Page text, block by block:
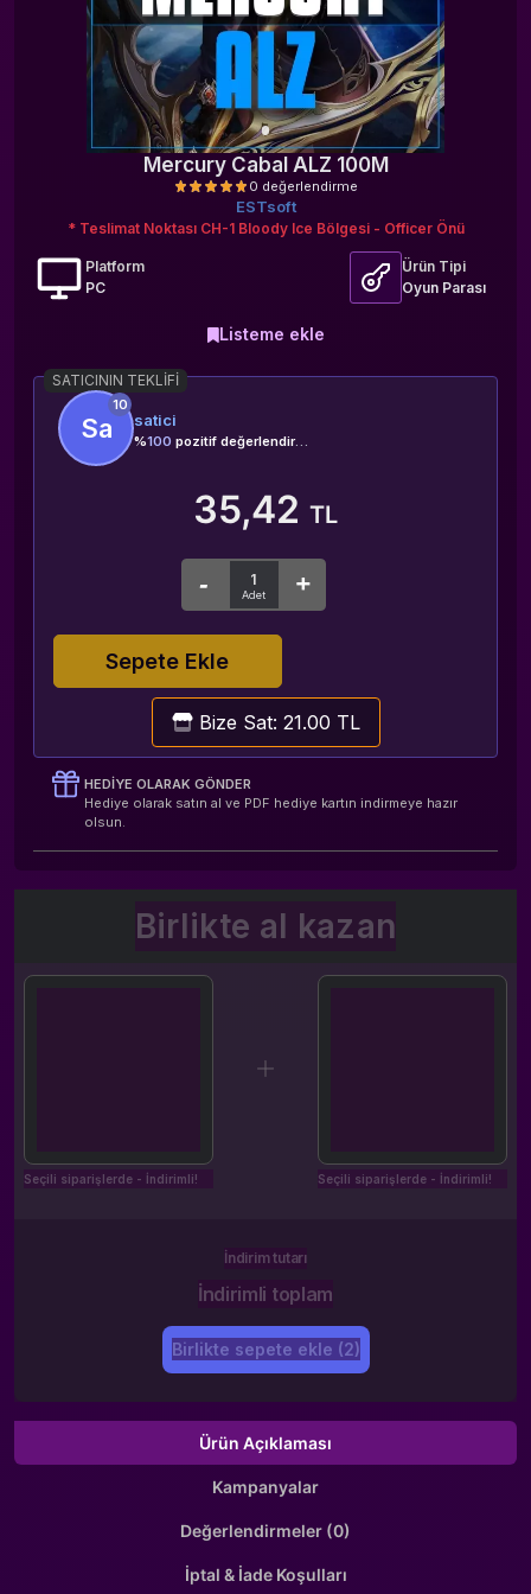
Mercury Cabal ALZ 100M
ESTsoft
* Teslimat Noktası CH-1 Bloody Ice Bölgesi - Officer Önü
Platform
PC
Ürün Tipi
Oyun Parası
Listeme ekle
SATICININ TEKLIFI
10
Sa satici
%100 pozitif değerlendirme
35,42 TL
Sepete Ekle
Bize Sat: 21.00 TL
HEDIYE OLARAK GÖNDER
Hediye olarak satın al ve PDF hediye kartın indirmeye hazır
olsun.
Birlikte al kazan
Seçili siparişlerde - İndirimli! Seçili siparişlerde - İndirimli!
İndirim tutarı
İndirimli toplam
Birlikte sepete ekle (2)
Ürün Açıklaması
Kampanyalar
Değerlendirmeler (0)
İptal & İade Koşulları